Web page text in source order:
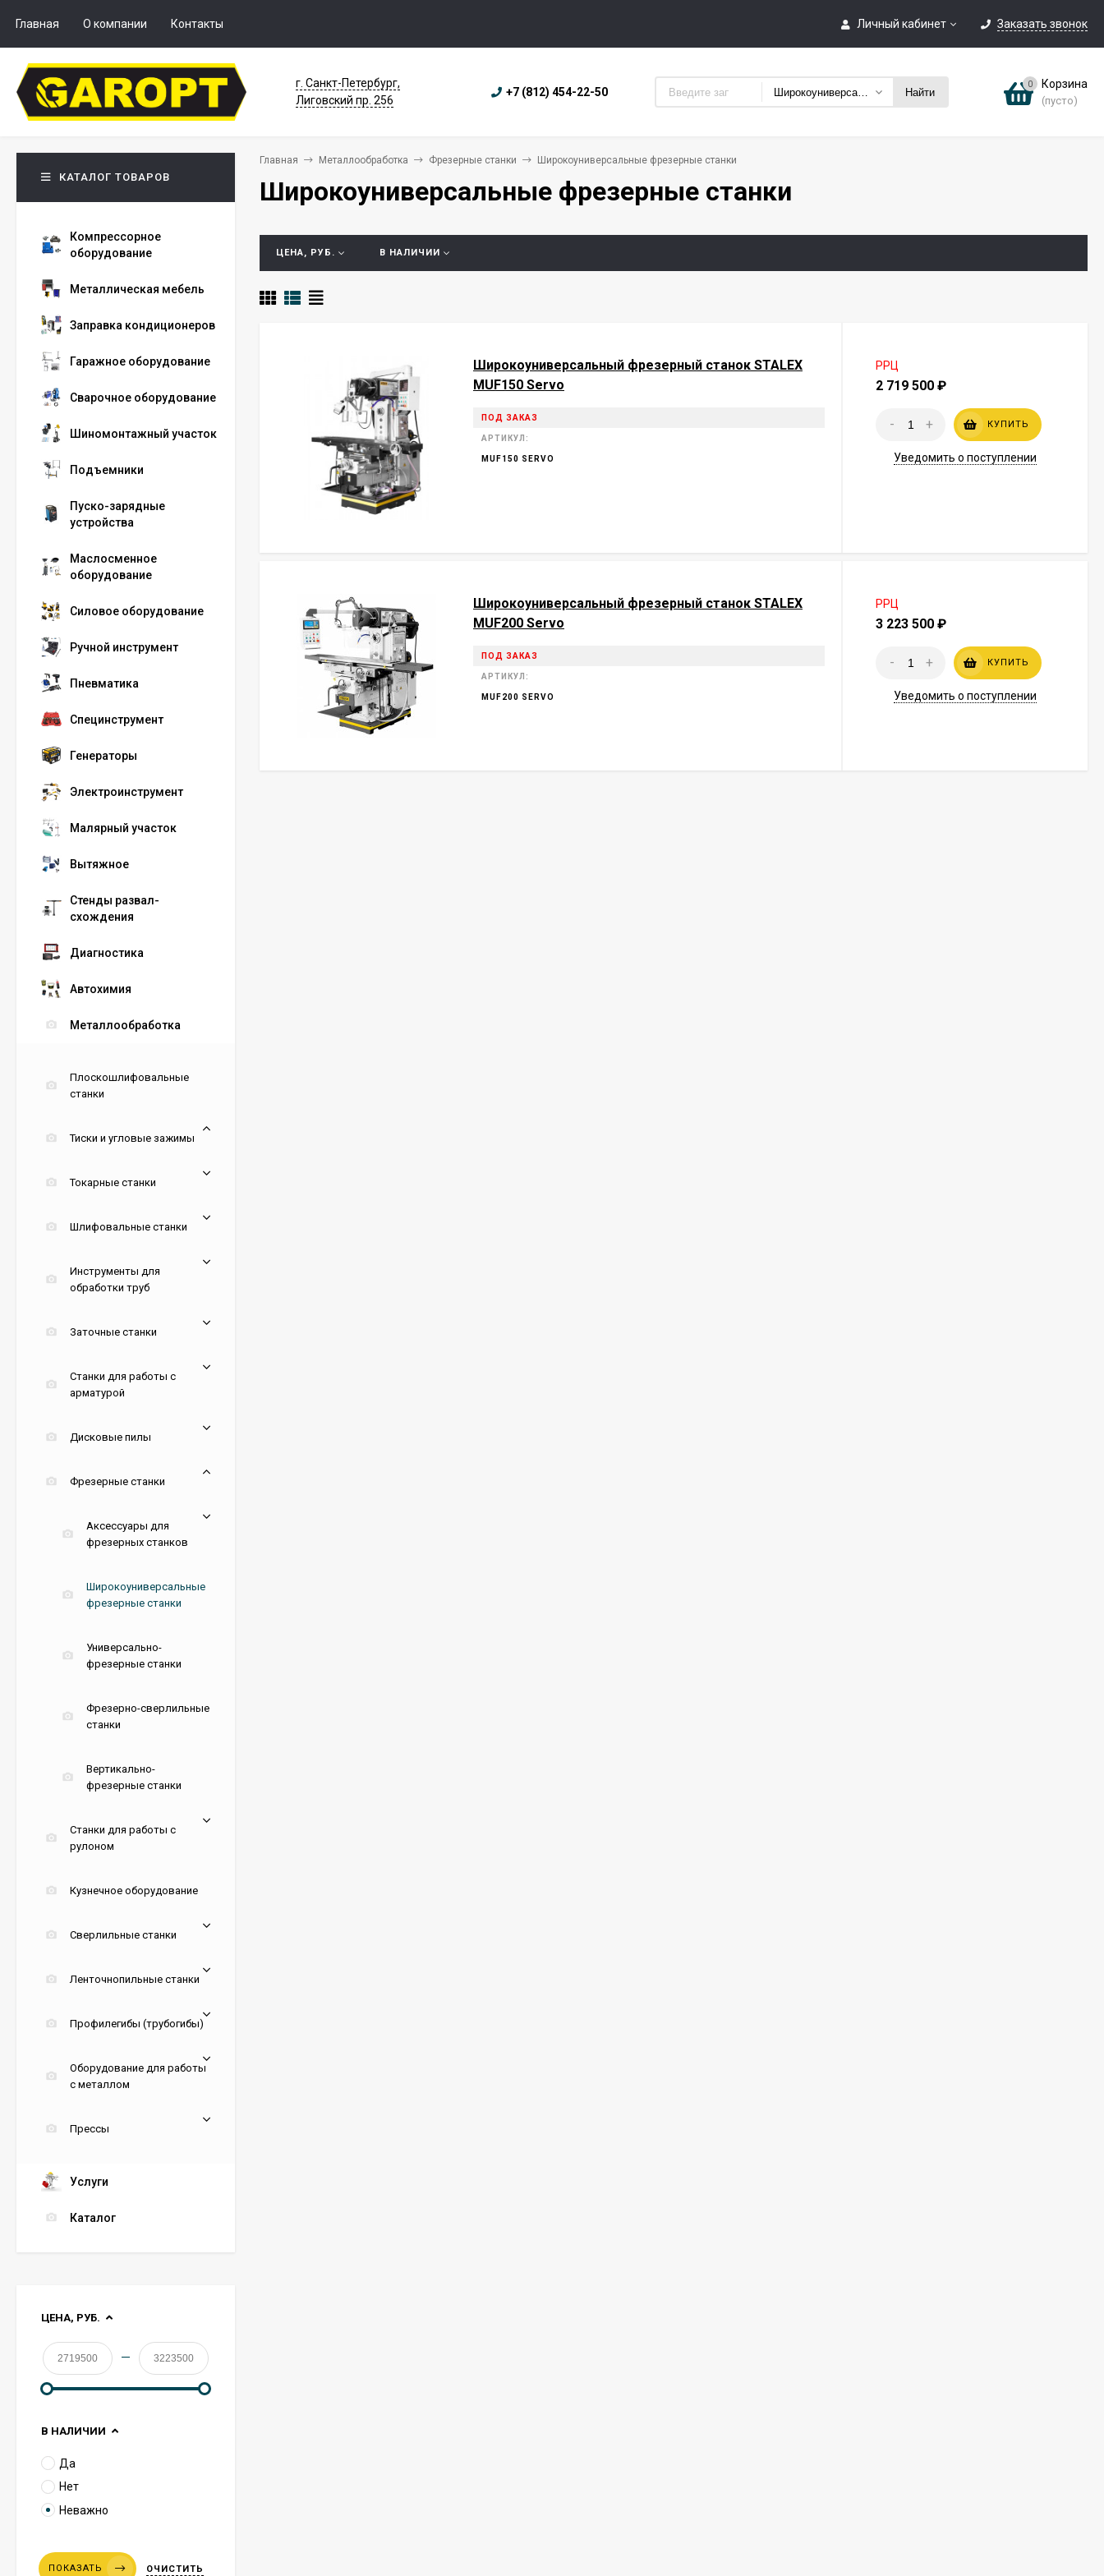
Личный кабинет Заказать звонок
Главная О компании Контакты
г. Санкт-Петербург,
Лиговский пр. 256
+7 (812) 454-22-50 Широкоуниверсальные фрезерные станки Найти
0 Корзина
(пусто)
Главная Металлообработка Фрезерные станки Широкоуниверсальные фрезерные станки
Широкоуниверсальные фрезерные станки
ЦЕНА, РУБ. В НАЛИЧИИ
Широкоуниверсальный фрезерный станок STALEX
MUF150 Servo
ПОД ЗАКАЗ
АРТИКУЛ:
MUF150 SERVO
РРЦ
2 719 500 ₽
- + КУПИТЬ
Уведомить о поступлении
Широкоуниверсальный фрезерный станок STALEX
MUF200 Servo
ПОД ЗАКАЗ
АРТИКУЛ:
MUF200 SERVO
РРЦ
3 223 500 ₽
- + КУПИТЬ
Уведомить о поступлении
КАТАЛОГ ТОВАРОВ
Компрессорное
оборудование
Металлическая мебель
Заправка кондиционеров
Гаражное оборудование
Сварочное оборудование
Шиномонтажный участок
Подъемники
Пуско-зарядные
устройства
Маслосменное
оборудование
Силовое оборудование
Ручной инструмент
Пневматика
Специнструмент
Генераторы
Электроинструмент
Малярный участок
Вытяжное
Стенды развал-
схождения
Диагностика
Автохимия
Металлообработка
Плоскошлифовальные
станки
Тиски и угловые зажимы
Токарные станки
Шлифовальные станки
Инструменты для
обработки труб
Заточные станки
Станки для работы с
арматурой
Дисковые пилы
Фрезерные станки
Аксессуары для
фрезерных станков
Широкоуниверсальные
фрезерные станки
Универсально-
фрезерные станки
Фрезерно-сверлильные
станки
Вертикально-
фрезерные станки
Станки для работы с
рулоном
Кузнечное оборудование
Сверлильные станки
Ленточнопильные станки
Профилегибы (трубогибы)
Оборудование для работы
с металлом
Прессы
Услуги
Каталог
ЦЕНА, РУБ.
—
В НАЛИЧИИ
Да
Нет
Неважно
ПОКАЗАТЬ ОЧИСТИТЬ